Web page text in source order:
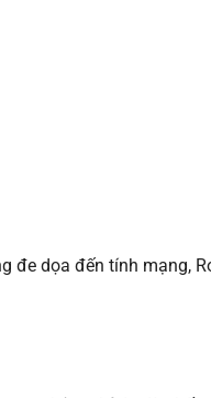
dọa đến tính mạng,